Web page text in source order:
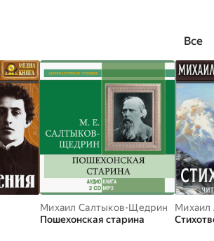
Все
Михаил Салтыков-Щедрин
Пошехонская старина
Михаил